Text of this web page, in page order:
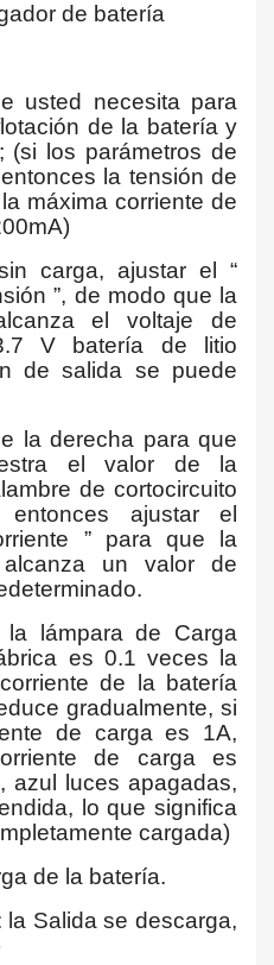
de batería
usted necesita para
de la batería y
(si los parámetros de
la tensión de
máxima corriente de
carga, ajustar el “
”, de modo que la
el voltaje de
V batería de litio
de salida se puede
la derecha para que
el valor de la
de cortocircuito
ajustar el
” para que la
un valor de
lámpara de Carga
es 0.1 veces la
de la batería
gradualmente, si
de carga es 1A,
de carga es
azul luces apagadas,
lo que significa
cargada)
de la batería.
Salida se descarga,